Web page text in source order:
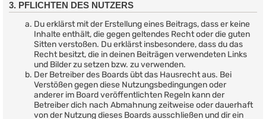
3. PFLICHTEN DES NUTZERS
Du erklärst mit der Erstellung eines Beitrags, dass er keine
Inhalte enthält, die gegen geltendes Recht oder die guten
Sitten verstoßen. Du erklärst insbesondere, dass du das
Recht besitzt, die in deinen Beiträgen verwendeten Links
und Bilder zu setzen bzw. zu verwenden.
Der Betreiber des Boards übt das Hausrecht aus. Bei
Verstößen gegen diese Nutzungsbedingungen oder
anderer im Board veröffentlichten Regeln kann der
Betreiber dich nach Abmahnung zeitweise oder dauerhaft
von der Nutzung dieses Boards ausschließen und dir ein